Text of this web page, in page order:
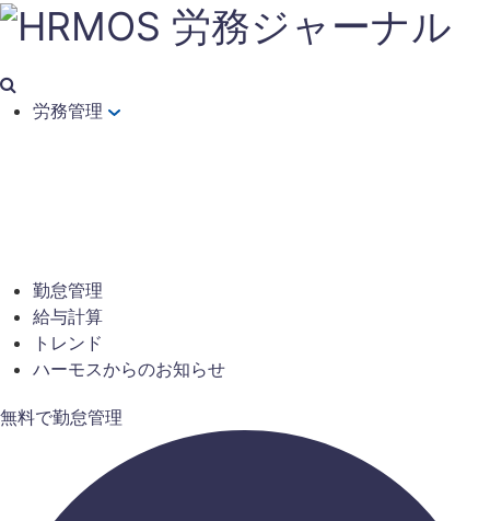
労務管理
勤怠管理
給与計算
トレンド
ハーモスからのお知らせ
無料で勤怠管理